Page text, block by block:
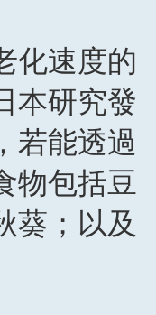
化速度的
本研究發
若能透過
物包括豆
葵；以及